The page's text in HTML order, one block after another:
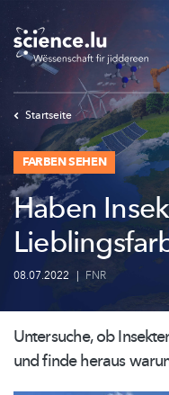
to
main
content
Startseite
FARBEN SEHEN
Haben
08.07.2022 | FNR
Untersuche, ob
und finde heraus